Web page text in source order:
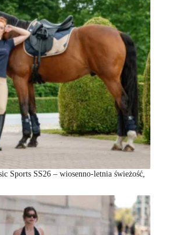
Sports SS26 – wiosenno-letnia świeżość,